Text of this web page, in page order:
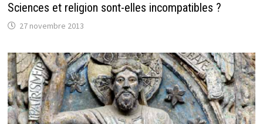
Sciences et religion sont-elles incompatibles ?
27 novembre 2013